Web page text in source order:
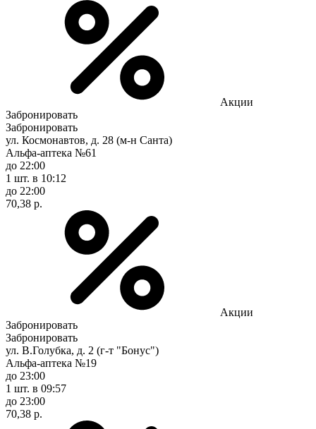
Акции
Забронировать
Забронировать
ул. Космонавтов, д. 28 (м-н Санта)
Альфа-аптека №61
до 22:00
1 шт. в 10:12
до 22:00
70,38 р.
Акции
Забронировать
Забронировать
ул. В.Голубка, д. 2 (г-т "Бонус")
Альфа-аптека №19
до 23:00
1 шт. в 09:57
до 23:00
70,38 р.